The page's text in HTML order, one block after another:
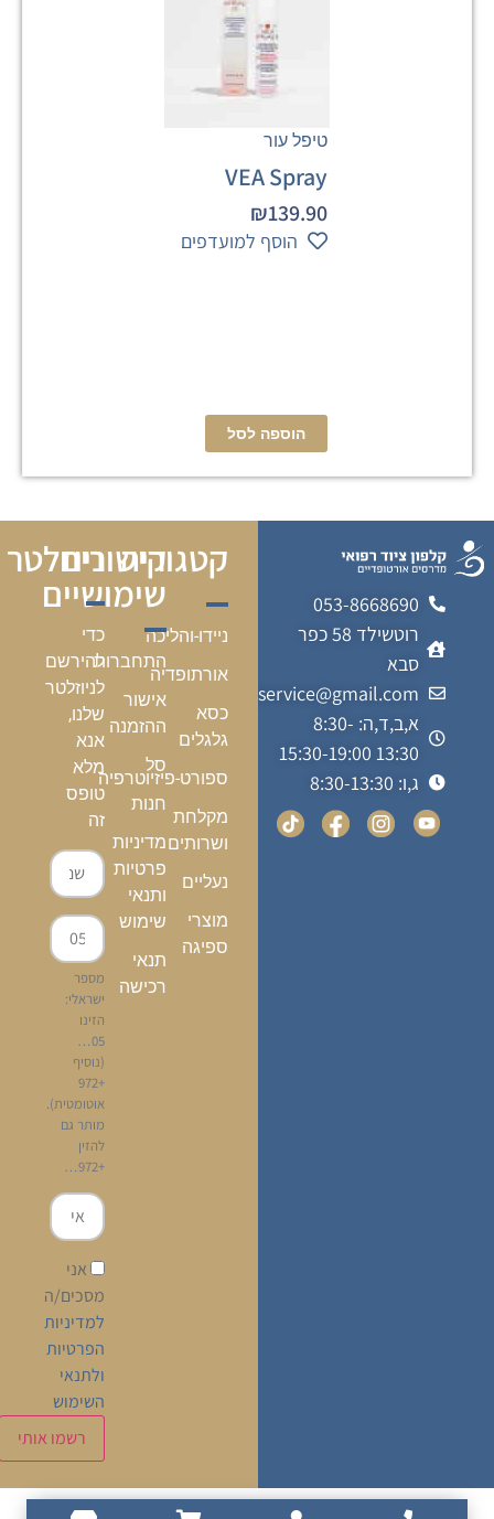
טיפל עור
VEA Spray
₪139.90
הוסף למועדפים
הוספה לסל
053-8668690
רוטשילד 58 כפר
סבא
kalfonmedicalservice@gmail.com
א,ב,ד,ה: 8:30-
13:30 15:30-19:00
ג,ו: 8:30-13:30
קטגוריה
ניידו-והליכה
אורתופדיה
כסא
גלגלים
ספורט-פיזיוטרפיה
מקלחת
ושרותים
נעליים
מוצרי
ספיגה
קישורים
שימושיים
התחברות
אישור
ההזמנה
סל
חנות
מדיניות
פרטיות
ותנאי
שימוש
תנאי
רכישה
ניוזלטר
כדי
להירשם
לניוזלטר
שלנו,
אנא
מלא
טופס
זה
מספר
ישראלי:
הזינו
05…
(נוסיף
+972
אוטומטית).
מותר גם
להזין
+972…
אני
מסכים/ה
למדיניות
הפרטיות
ולתנאי
השימוש